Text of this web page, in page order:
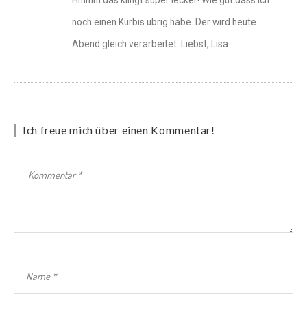
noch einen Kürbis übrig habe. Der wird heute
Abend gleich verarbeitet. Liebst, Lisa
Ich freue mich über einen Kommentar!